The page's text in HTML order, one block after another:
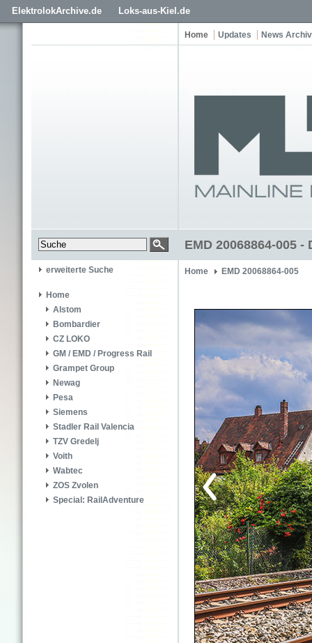
ElektrolokArchive.de Loks-aus-Kiel.de
Home Updates News Archiv
EMD 20068864-005
erweiterte Suche
Home
Alstom
Bombardier
CZ LOKO
GM / EMD / Progress Rail
Grampet Group
Newag
Pesa
Siemens
Stadler Rail Valencia
TZV Gredelj
Voith
Wabtec
ZOS Zvolen
Special: RailAdventure
Home EMD 20068864-005